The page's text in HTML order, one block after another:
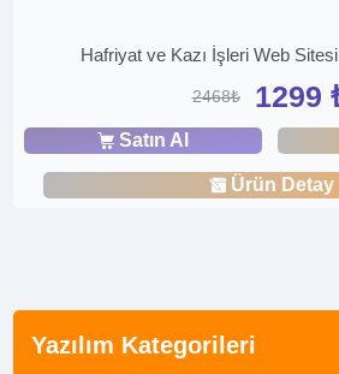
Yazılım Kategorileri
Hafriyat ve Kazı İşleri Web
2468₺ 1299
Satın Al
Ürün Detay